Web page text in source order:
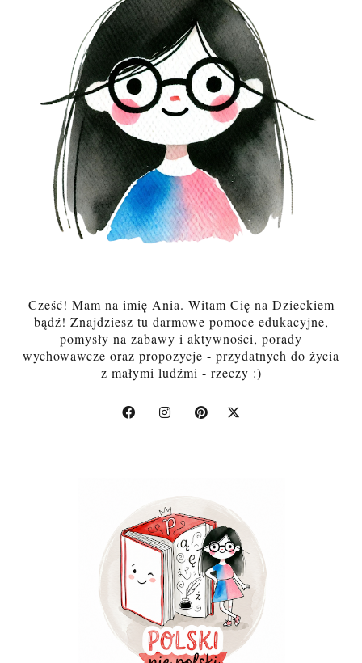
Cześć! Mam na imię Ania. Witam Cię na Dzieckiem
bądź! Znajdziesz tu darmowe pomoce edukacyjne,
pomysły na zabawy i aktywności, porady
wychowawcze oraz propozycje - przydatnych do życia
z małymi ludźmi - rzeczy :)